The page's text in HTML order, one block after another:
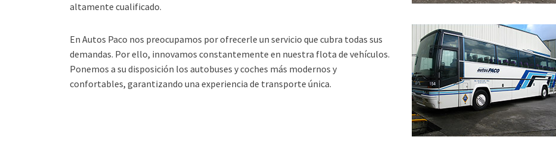
altamente cualificado.
En Autos Paco nos preocupamos por ofrecerle un servicio que cubra todas sus
demandas. Por ello, innovamos constantemente en nuestra flota de vehículos.
Ponemos a su disposición los autobuses y coches más modernos y
confortables, garantizando una experiencia de transporte única.